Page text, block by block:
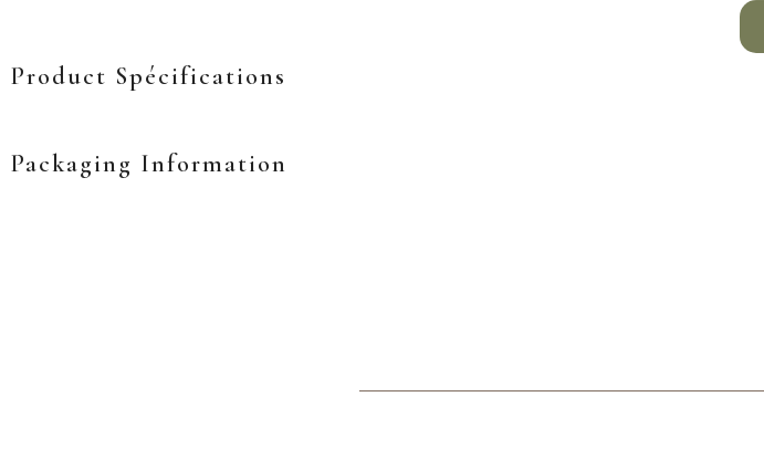
Product Spécifications
Packaging Information